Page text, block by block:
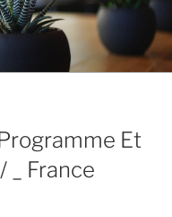
Et
_ France